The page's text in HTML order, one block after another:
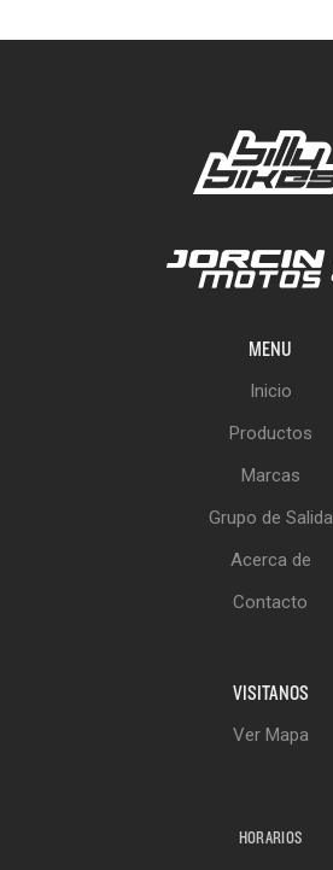
MENU
Inicio
Productos
Marcas
Grupo de Salida
Acerca de
Contacto
VISITANOS
Ver Mapa
HORARIOS